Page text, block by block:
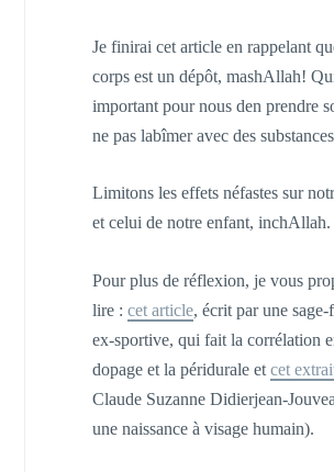
Je finirai cet article en rappelant
corps est un dépôt, mashAllah!
important pour nous den prendre
ne pas labîmer avec des
Limitons les effets néfastes sur
et celui de notre enfant, inchAllah.
Pour plus de réflexion, je vous
lire : cet article, écrit par une sage-
ex-sportive, qui fait la corrélation
dopage et la péridurale et cet
Claude Suzanne Didierjean-
une naissance à visage humain).